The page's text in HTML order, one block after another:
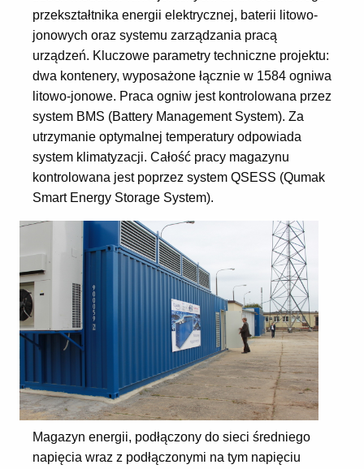
przekształtnika energii elektrycznej, baterii litowo-
jonowych oraz systemu zarządzania pracą
urządzeń. Kluczowe parametry techniczne projektu:
dwa kontenery, wyposażone łącznie w 1584 ogniwa
litowo-jonowe. Praca ogniw jest kontrolowana przez
system BMS (Battery Management System). Za
utrzymanie optymalnej temperatury odpowiada
system klimatyzacji. Całość pracy magazynu
kontrolowana jest poprzez system QSESS (Qumak
Smart Energy Storage System).
Magazyn energii, podłączony do sieci średniego
napięcia wraz z podłączonymi na tym napięciu